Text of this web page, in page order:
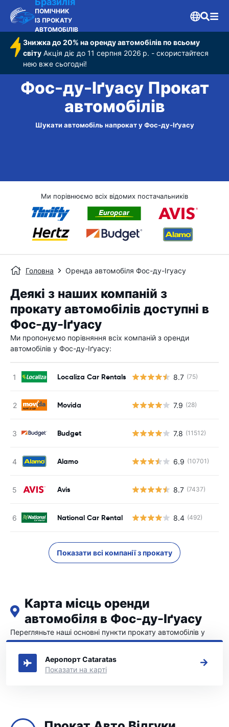
ПОМІЧНИК
ІЗ ПРОКАТУ
АВТОМОБІЛІВ
Знижка до 20% на оренду автомобілів по всьому
світу Акція діє до 11 серпня 2026 р. - скористайтеся
нею вже сьогодні!
Фос-ду-Іґуасу Прокат
автомобілів
Шукати автомобіль напрокат у Фос-ду-Іґуасу
Ми порівнюємо всіх відомих постачальників
Головна Оренда автомобіля Фос-ду-Ігуасу
Деякі з наших компаній з
прокату автомобілів доступні в
Фос-ду-Іґуасу
Ми пропонуємо порівняння всіх компаній з оренди
автомобілів у Фос-ду-Іґуасу:
Localiza Car Rentals 8.7 (75)
Movida 7.9 (28)
Budget 7.8 (11512)
Alamo 6.9 (10701)
Avis 8.7 (7437)
National Car Rental 8.4 (492)
Показати всі компанії з прокату
Карта місць оренди
автомобіля в Фос-ду-Іґуасу
Перегляньте наші основні пункти прокату автомобілів у
Фос-ду-Іґуасу
Аеропорт Cataratas
Показати на карті